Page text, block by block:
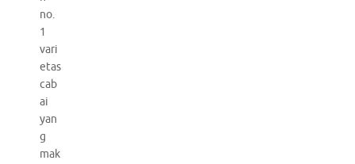
no.
1
vari
etas
cab
ai
yan
g
mak